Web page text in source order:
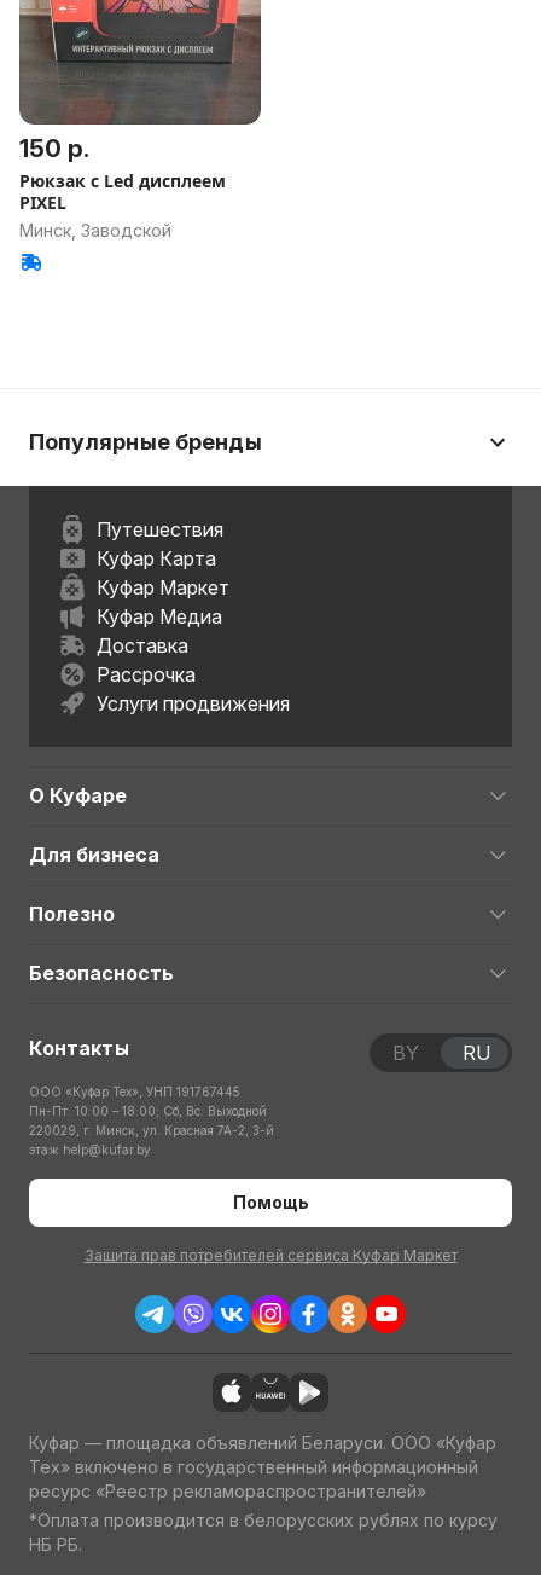
150 р.
Рюкзак с Led дисплеем
PIXEL
Минск, Заводской
Популярные бренды
Путешествия
Куфар Карта
Куфар Маркет
Куфар Медиа
Доставка
Рассрочка
Услуги продвижения
О Куфаре
Для бизнеса
Полезно
Безопасность
Контакты
ООО «Куфар Тех», УНП 191767445
Пн-Пт: 10:00 – 18:00; Сб, Вс: Выходной
220029, г. Минск, ул. Красная 7А-2, 3-й
этаж help@kufar.by
Помощь
Защита прав потребителей сервиса Куфар Маркет
BY RU
Куфар — площадка объявлений Беларуси. ООО «Куфар
Тех» включено в государственный информационный
ресурс «Реестр рекламораспространителей»
*Оплата производится в белорусских рублях по курсу
НБ РБ.